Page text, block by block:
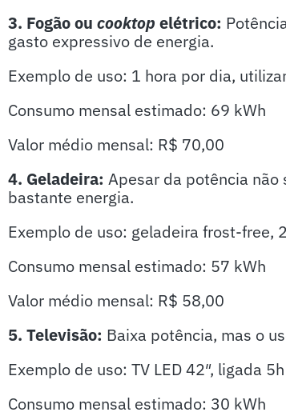
3. Fogão ou cooktop elétrico:
gasto expressivo de energia.
Exemplo de uso: 1 hora por dia,
Consumo mensal estimado: 69 kWh
Valor médio mensal: R$ 70,00
4. Geladeira: Apesar da potência não
bastante energia.
Exemplo de uso: geladeira frost-free,
Consumo mensal estimado: 57 kWh
Valor médio mensal: R$ 58,00
5. Televisão: Baixa potência, mas o
Exemplo de uso: TV LED 42″, ligada
Consumo mensal estimado: 30 kWh